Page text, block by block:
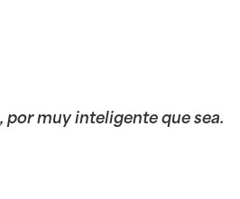
por muy inteligente que sea.